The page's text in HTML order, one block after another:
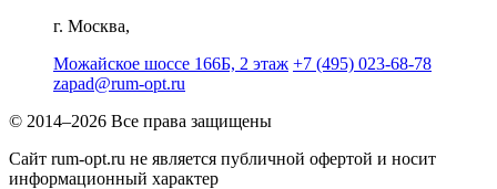
г. Москва,
Можайское шоссе 166Б, 2 этаж +7 (495) 023-68-78
zapad@rum-opt.ru
© 2014–2026 Все права защищены
Сайт rum-opt.ru не является публичной офертой и носит
информационный характер